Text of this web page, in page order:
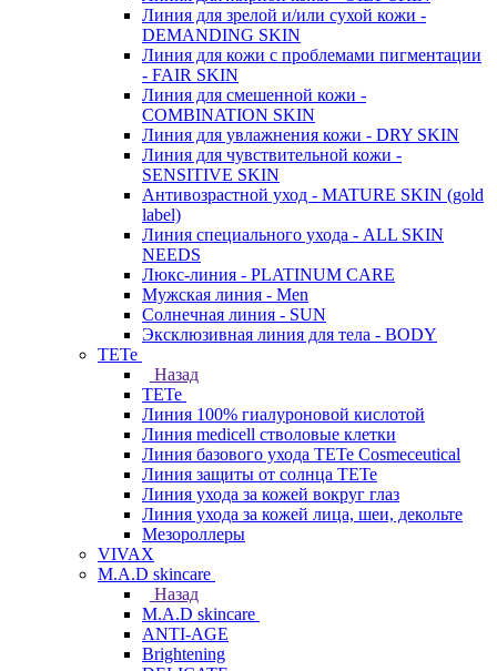
Линия для зрелой и/или сухой кожи -
DEMANDING SKIN
Линия для кожи с проблемами пигментации
- FAIR SKIN
Линия для смешенной кожи -
COMBINATION SKIN
Линия для увлажнения кожи - DRY SKIN
Линия для чувствительной кожи -
SENSITIVE SKIN
Антивозрастной уход - MATURE SKIN (gold
label)
Линия специального ухода - ALL SKIN
NEEDS
Люкс-линия - PLATINUM CARE
Мужская линия - Men
Солнечная линия - SUN
Эксклюзивная линия для тела - BODY
TETe
Назад
TETe
Линия 100% гиалуроновой кислотой
Линия medicell стволовые клетки
Линия базового ухода TETe Cosmeceutical
Линия защиты от солнца TETe
Линия ухода за кожей вокруг глаз
Линия ухода за кожей лица, шеи, декольте
Мезороллеры
VIVAX
M.A.D skincare
Назад
M.A.D skincare
ANTI-AGE
Brightening